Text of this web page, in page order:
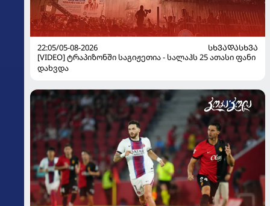
22:05/05-08-2026
ᲡᲮᲕᲐᲓᲐᲡᲮᲕᲐ
[VIDEO] ტრაპიზონში საგიჟეთია - სალაჰს 25 ათასი ფანი
დახვდა